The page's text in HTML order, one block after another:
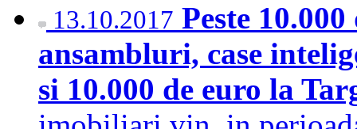
13.10.2017 Peste
ansambluri, case
si 10.000 de euro la